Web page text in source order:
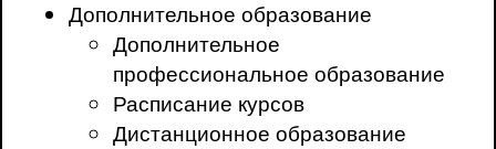
Дополнительное образование
Дополнительное
профессиональное образование
Расписание курсов
Дистанционное образование